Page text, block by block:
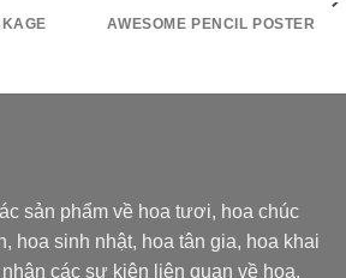
AWESOME PENCIL POSTER
sản phẩm về hoa tươi, hoa chúc
hoa sinh nhật, hoa tân gia, hoa khai
các sự kiện liên quan về hoa.